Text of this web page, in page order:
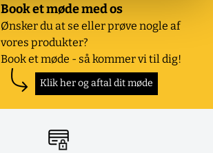
Book et møde med os
Ønsker du at se eller prøve nogle af
vores produkter?
Book et møde - så kommer vi til dig!
Klik her og aftal dit møde